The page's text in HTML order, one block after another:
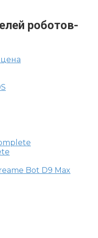
роботов-